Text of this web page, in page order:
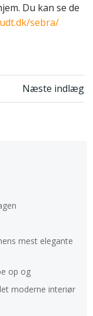
Du kan se de
sebra/
Næste indlæg
mest elegante
op og
moderne interiør